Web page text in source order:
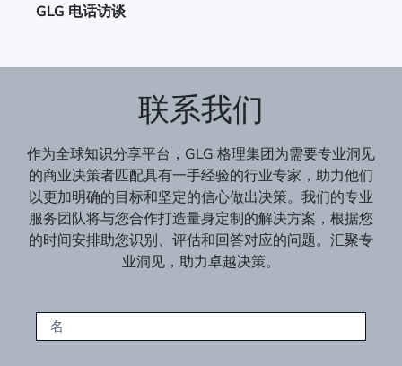
GLG 电话访谈
联系我们
作为全球知识分享平台，GLG 格理集团为需要专业洞见
的商业决策者匹配具有一手经验的行业专家，助力他们
以更加明确的目标和坚定的信心做出决策。我们的专业
服务团队将与您合作打造量身定制的解决方案，根据您
的时间安排助您识别、评估和回答对应的问题。汇聚专
业洞见，助力卓越决策。